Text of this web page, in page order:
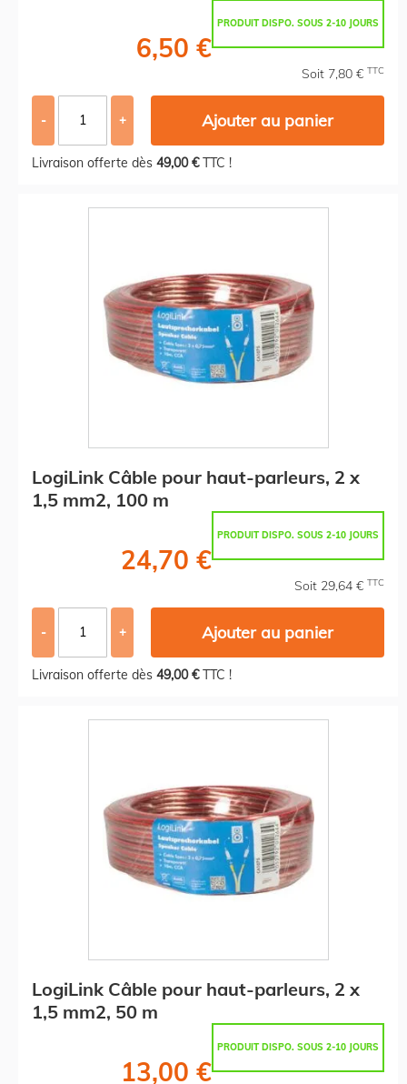
PRODUIT DISPO. SOUS 2-10 JOURS
6,50 €
Soit 7,80 € TTC
- + Ajouter au panier
Livraison offerte dès 49,00 €TTC !
LogiLink Câble pour haut-parleurs, 2 x
1,5 mm2, 100 m
PRODUIT DISPO. SOUS 2-10 JOURS
24,70 €
Soit 29,64 € TTC
- + Ajouter au panier
Livraison offerte dès 49,00 €TTC !
LogiLink Câble pour haut-parleurs, 2 x
1,5 mm2, 50 m
PRODUIT DISPO. SOUS 2-10 JOURS
13,00 €